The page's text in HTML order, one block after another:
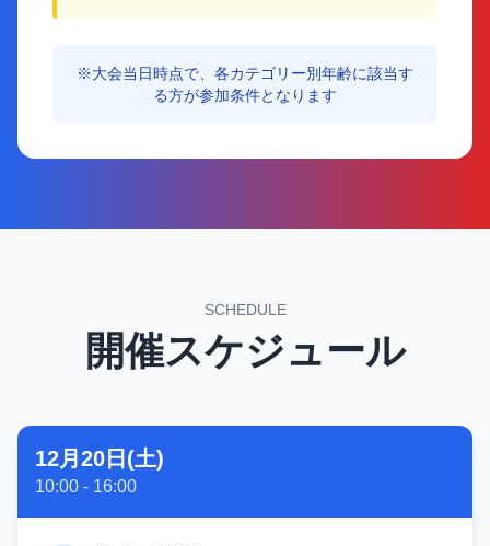
※大会当日時点で、各カテゴリー別年齢に該当す
る方が参加条件となります
SCHEDULE
開催スケジュール
12月20日(土)
10:00 - 16:00